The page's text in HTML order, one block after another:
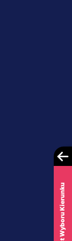
Test Wyboru Kierunku